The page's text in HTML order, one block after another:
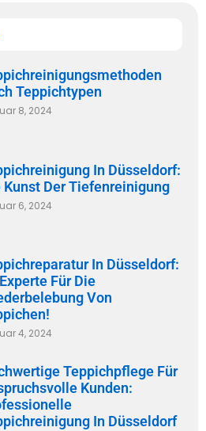
Teppichtypen
8, 2024
In Düsseldorf:
Kunst Der Tiefenreinigung
6, 2024
In Düsseldorf:
Für Die
Von
4, 2024
Teppichpflege Für
Kunden:
In Düsseldorf